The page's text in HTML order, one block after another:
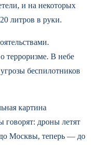
и на некоторых
литров в руки.
терроризме. В небе
беспилотников
картина
говорят: дроны летят
Москвы, теперь — до